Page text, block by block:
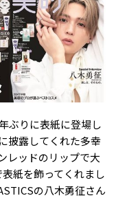
ぶりに表紙に登場し
披露してくれた多幸
レッドのリップで大
紙を飾ってくれまし
の八木勇征さん